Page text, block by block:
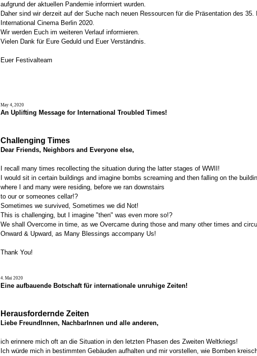
aufgrund der aktuellen Pandemie informiert wurden.
Daher sind wir derzeit auf der Suche nach neuen Ressourcen für die Präsentation des 35.
International Cinema Berlin 2020.
Wir werden Euch im weiteren Verlauf informieren.
Vielen Dank für Eure Geduld und Euer Verständnis.
Euer Festivalteam
May 4, 2020
An Uplifting Message for International Troubled Times!
Challenging Times
Dear Friends, Neighbors and Everyone else,
I recall many times recollecting the situation during the latter stages of WWII!
I would sit in certain buildings and imagine bombs screaming and then falling on the
where I and many were residing, before we ran downstairs
to our or someones cellar!?
Sometimes we survived, Sometimes we did Not!
This is challenging, but I imagine "then" was even more so!?
We shall Overcome in time, as we Overcame during those and many other times and
Onward & Upward, as Many Blessings accompany Us!
Thank You!
4. Mai 2020
Eine aufbauende Botschaft für internationale unruhige Zeiten!
Herausfordernde Zeiten
Liebe FreundInnen, NachbarInnen und alle anderen,
ich erinnere mich oft an die Situation in den letzten Phasen des Zweiten Weltkriegs!
Ich würde mich in bestimmten Gebäuden aufhalten und mir vorstellen, wie Bomben